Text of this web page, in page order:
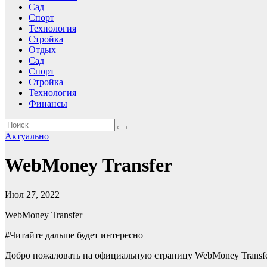
Сад
Спорт
Технология
Стройка
Отдых
Сад
Спорт
Стройка
Технология
Финансы
Актуально
WebMoney Transfer
Июл 27, 2022
WebMoney Transfer
#Читайте дальше будет интересно
Добро пожаловать на официальную страницу WebMoney